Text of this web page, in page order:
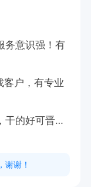
务意识强！有
客户，有专业
干的好可晋升
谢谢！